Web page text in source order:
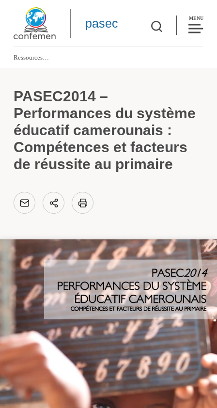
pasec MENU
Ressources
PASEC2014 –
Performances du système
éducatif camerounais :
Compétences et facteurs
de réussite au primaire